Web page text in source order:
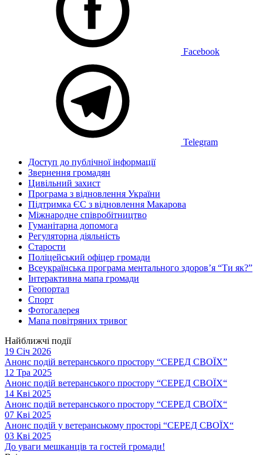
Facebook
Telegram
Доступ до публічної інформації
Звернення громадян
Цивільний захист
Програма з відновлення України
Підтримка ЄС з відновлення Макарова
Міжнародне співробітництво
Гуманітарна допомога
Регуляторна діяльність
Старости
Поліцейський офіцер громади
Всеукраїнська програма ментального здоров’я “Ти як?”
Інтерактивна мапа громади
Геопортал
Спорт
Фотогалерея
Мапа повітряних тривог
Найближчі події
19 Січ 2026
Анонс подій ветеранського простору “СЕРЕД СВОЇХ”
12 Тра 2025
Анонс подій ветеранського простору “СЕРЕД СВОЇХ“
14 Кві 2025
Анонс подій ветеранського простору “СЕРЕД СВОЇХ“
07 Кві 2025
Анонс подій у ветеранському просторі “СЕРЕД СВОЇХ“
03 Кві 2025
До уваги мешканців та гостей громади!